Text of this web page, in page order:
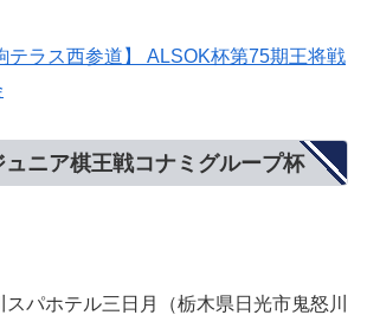
テラス西参道】 ALSOK杯第75期王将戦
ニア棋王戦コナミグループ杯
パホテル三日月（栃木県日光市鬼怒川